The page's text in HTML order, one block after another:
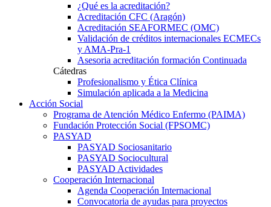
¿Qué es la acreditación?
Acreditación CFC (Aragón)
Acreditación SEAFORMEC (OMC)
Validación de créditos internacionales ECMECs
y AMA-Pra-1
Asesoria acreditación formación Continuada
Cátedras
Profesionalismo y Ética Clínica
Simulación aplicada a la Medicina
Acción Social
Programa de Atención Médico Enfermo (PAIMA)
Fundación Protección Social (FPSOMC)
PASYAD
PASYAD Sociosanitario
PASYAD Sociocultural
PASYAD Actividades
Cooperación Internacional
Agenda Cooperación Internacional
Convocatoria de ayudas para proyectos